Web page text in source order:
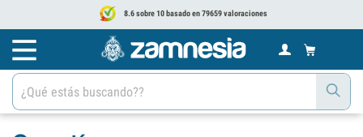
8.6 sobre 10 basado en 79659 valoraciones